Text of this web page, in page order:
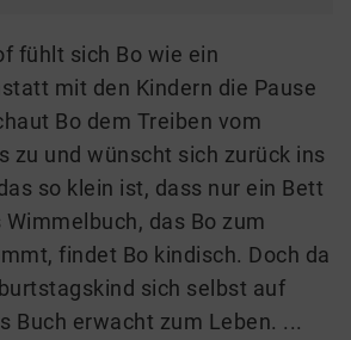
fühlt sich Bo wie ein
mit den Kindern die Pause
Bo dem Treiben vom
zu und wünscht sich zurück ins
so klein ist, dass nur ein Bett
das Bo zum
findet Bo kindisch. Doch da
sich selbst auf
Buch erwacht zum Leben. ...